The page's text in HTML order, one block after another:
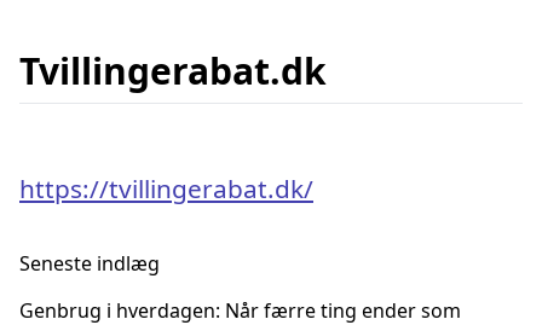
Tvillingerabat.dk
https://tvillingerabat.dk/
Seneste indlæg
Genbrug i hverdagen: Når færre ting ender som